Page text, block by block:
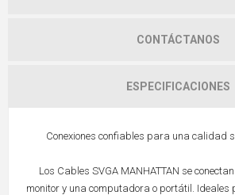
CONTÁCTANOS
ESPECIFICACIONES
Conexiones confiables para una calidad
Los Cables SVGA MANHATTAN se
monitor y una computadora o portátil. Ideales